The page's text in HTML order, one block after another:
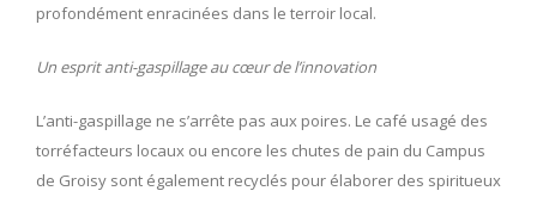
profondément enracinées dans le terroir local.
Un esprit anti-gaspillage au cœur de l’innovation
L’anti-gaspillage ne s’arrête pas aux poires. Le café usagé des
torréfacteurs locaux ou encore les chutes de pain du Campus
de Groisy sont également recyclés pour élaborer des spiritueux